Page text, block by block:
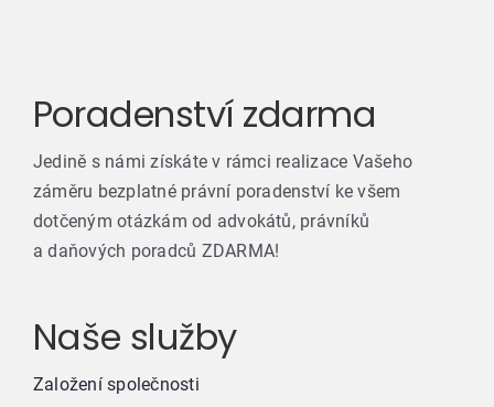
Poradenství zdarma
Jedině s námi získáte v rámci realizace Vašeho
záměru bezplatné právní poradenství ke všem
dotčeným otázkám od advokátů, právníků
a daňových poradců ZDARMA!
Naše služby
Založení společnosti